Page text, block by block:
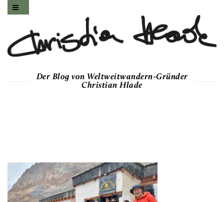
Der Blog von Weltweitwandern-Gründer
Christian Hlade